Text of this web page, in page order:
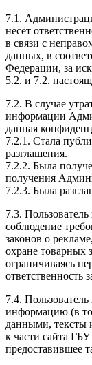
7.1.
несёт
в связи с
данных, в
Федерации, за
5.2. и 7.2.
7.2. В случае
информации
данная
7.2.1. Стала
разглашения.
7.2.2. Была
получения
7.2.3. Была
7.3.
соблюдение
законов о
охране товарных
ограничиваясь
ответственность
7.4.
информацию (в
данными, тексты
к части сайта
предоставившее